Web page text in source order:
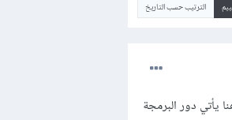
الترتيب حسب التاريخ
يأتي دور البرمجة